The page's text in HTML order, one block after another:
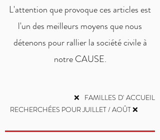
L'attention que provoque ces articles est
l'un des meilleurs moyens que nous
détenons pour rallier la société civile à
notre CAUSE.
❌ FAMILLES D' ACCUEIL
RECHERCHÉES POUR JUILLET / AOÛT ❌